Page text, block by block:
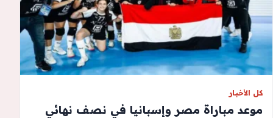
كل الأخبار
موعد مباراة مصر وإسبانيا في نصف نهائي